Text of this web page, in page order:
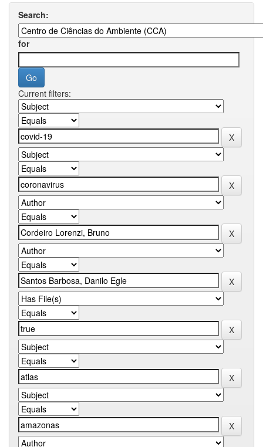
Search:
for
Current filters: